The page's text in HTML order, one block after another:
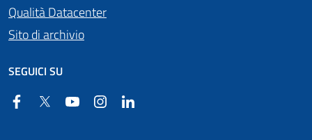
Qualità Datacenter
Sito di archivio
SEGUICI SU
FacebookTwitter YouTube Instagram